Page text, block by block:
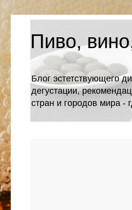
Пиво,
Блог эстетствующего
дегустации,
стран и городов мира -